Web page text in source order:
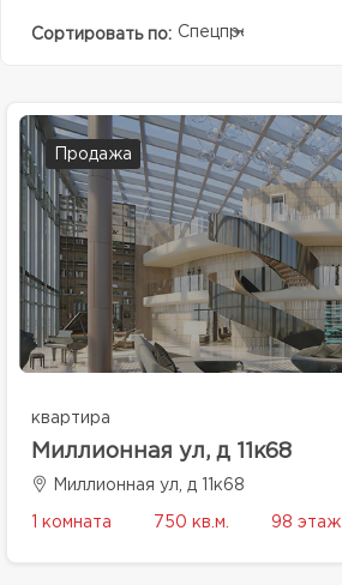
Сортировать по: Спецпредолжение
Продажа
квартира
Миллионная ул, д 11к68
Миллионная ул, д 11к68
1 комната 750 кв.м. 98 этаж